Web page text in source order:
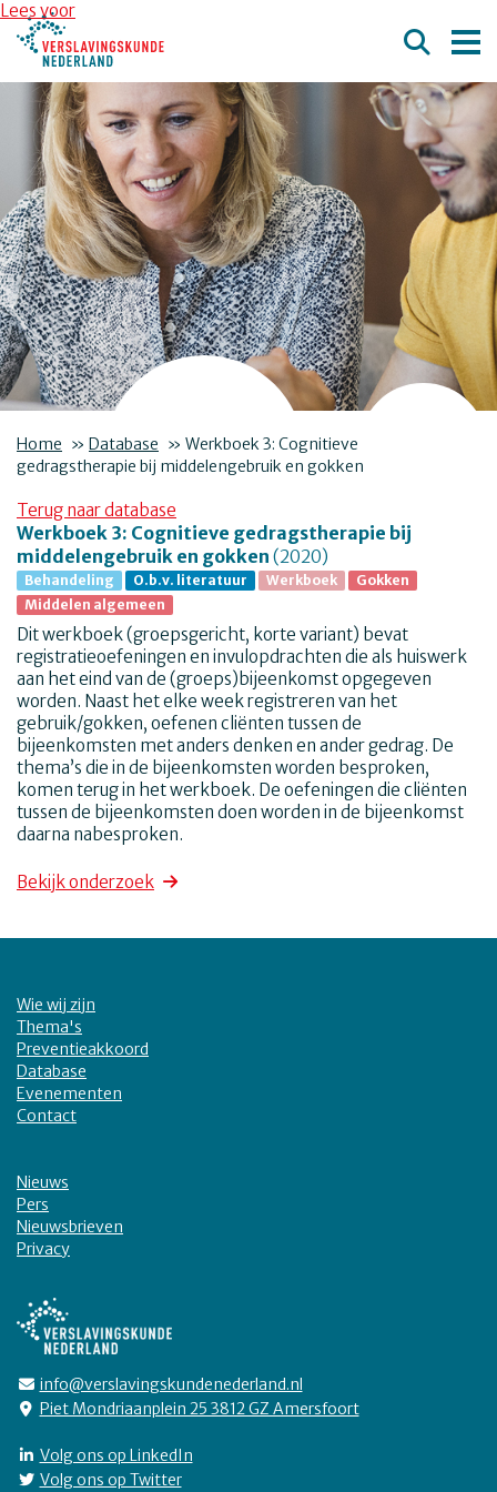
Lees voor
Overslaan en naar de inhoud gaan
Direct naar de hoofdnavigatie
Home » Database » Werkboek 3: Cognitieve
gedragstherapie bij middelengebruik en gokken
Terug naar database
Werkboek 3: Cognitieve gedragstherapie bij
middelengebruik en gokken (2020)
Behandeling O.b.v. literatuur Werkboek
Gokken
Middelen algemeen
Dit werkboek (groepsgericht, korte variant) bevat
registratieoefeningen en invulopdrachten die als huiswerk
aan het eind van de (groeps)bijeenkomst opgegeven
worden. Naast het elke week registreren van het
gebruik/gokken, oefenen cliënten tussen de
bijeenkomsten met anders denken en ander gedrag. De
thema’s die in de bijeenkomsten worden besproken,
komen terug in het werkboek. De oefeningen die cliënten
tussen de bijeenkomsten doen worden in de bijeenkomst
daarna nabesproken.
Bekijk onderzoek
Wie wij zijn
Thema's
Preventieakkoord
Database
Evenementen
Contact
Nieuws
Pers
Nieuwsbrieven
Privacy
info@verslavingskundenederland.nl
Piet Mondriaanplein 25 3812 GZ Amersfoort
Volg ons op LinkedIn
Volg ons op Twitter